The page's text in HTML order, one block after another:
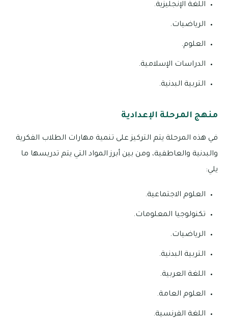
اللغة الإنجليزية.
الرياضيات.
العلوم.
الدراسات الإسلامية.
التربية البدنية.
منهج المرحلة الإعدادية
في هذه المرحلة يتم التركيز على تنمية مهارات الطلاب الفكرية
والبدنية والعاطفية، ومن بين أبرز المواد التي يتم تدريسها ما
يلي:
العلوم الاجتماعية.
تكنولوجيا المعلومات.
الرياضيات.
التربية البدنية.
اللغة العربية.
العلوم العامة.
اللغة الفرنسية.